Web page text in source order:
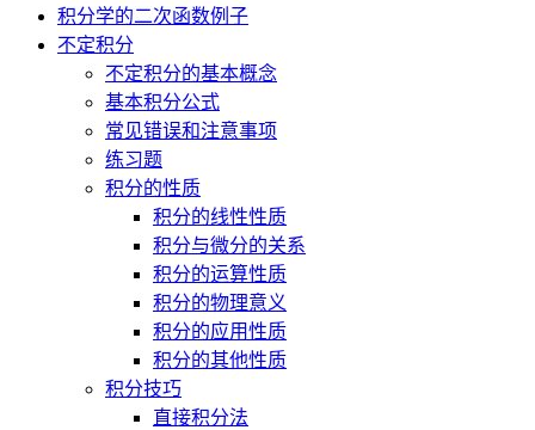
积分学的二次函数例子
不定积分
不定积分的基本概念
基本积分公式
常见错误和注意事项
练习题
积分的性质
积分的线性性质
积分与微分的关系
积分的运算性质
积分的物理意义
积分的应用性质
积分的其他性质
积分技巧
直接积分法